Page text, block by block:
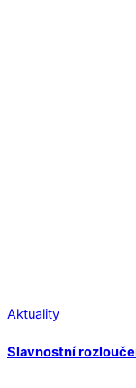
Aktuality
Slavnostní